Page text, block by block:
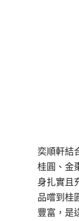
奕順軒結
桂圓、金
身扎實且
品嚐到桂
豐富，是